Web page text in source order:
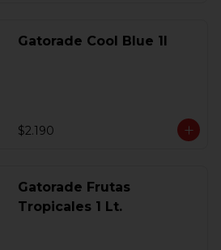
Gatorade Cool Blue 1l
$2.190
Gatorade Frutas
Tropicales 1 Lt.